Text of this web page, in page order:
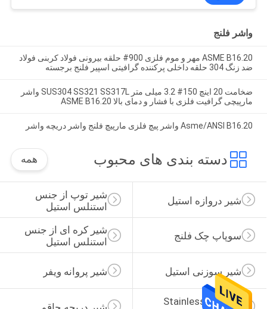
واشر فلنج
ASME B16.20 مهر و موم فلزی 900# حلقه بیرونی فولاد کربنی فولاد
ضد زنگ 304 حلقه داخلی پرکننده گرافیتی اسپیر فلنج برجسته
ضخامت 20 اینچ 150# 3.2 میلی متر SUS304 SS321 SS317L واشر
مارپیچی گرافیت فلزی با فشار و دمای بالا ASME B16.20
Asme/ANSI B16.20 واشر پیچ فلزی مارپیچ فلنج واشر دریچه واشر
دسته بندی های محبوب همه
شیر توپ از جنس
استنلس استیل
شیر دروازه استیل
شیر کره ای از جنس
استنلس استیل
سوپاپ چک فلنج
شیر پروانه ویفر شیر سوزنی استیل
Stainless Steel Y